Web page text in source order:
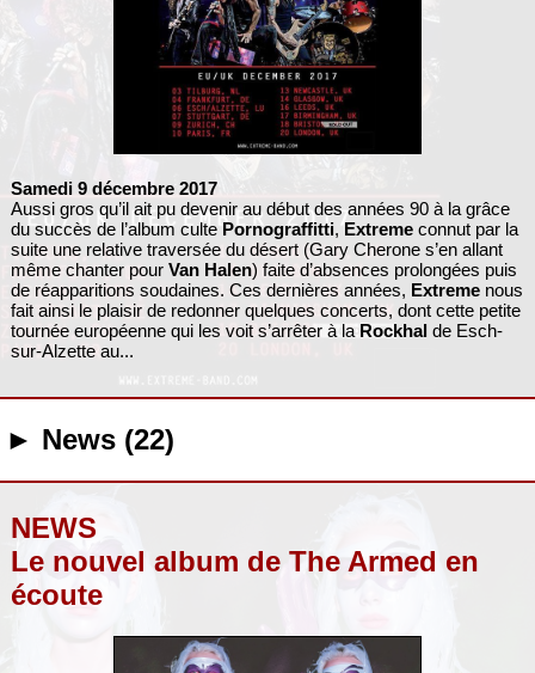
Samedi 9 décembre 2017
Aussi gros qu’il ait pu devenir au début des années 90 à la grâce
du succès de l’album culte Pornograffitti,Extremeconnut par la
suite une relative traversée du désert (Gary Cherone s’en allant
même chanter pour Van Halen) faite d’absences prolongées puis
de réapparitions soudaines. Ces dernières années, Extremenous
fait ainsi le plaisir de redonner quelques concerts, dont cette petite
tournée européenne qui les voit s’arrêter à la Rockhalde Esch-
sur-Alzette au...
► News (22)
NEWS
Le nouvel album de The Armed en
écoute